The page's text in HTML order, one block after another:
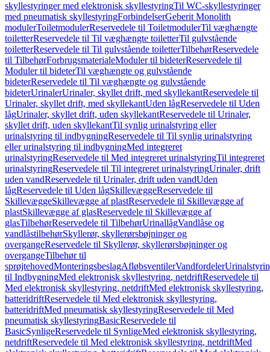
skyllestyringer med elektronisk skyllestyringTil WC-skyllestyringer
med pneumatisk skyllestyringForbindelserGeberit Monolith
modulerToiletmodulerReservedele til ToiletmodulerTil væghængte
toiletterReservedele til Til væghængte toiletterTil gulvstående
toiletterReservedele til Til gulvstående toiletterTilbehørReservedele
til TilbehørForbrugsmaterialeModuler til bideterReservedele til
Moduler til bideterTil væghængte og gulvstående
bideterReservedele til Til væghængte og gulvstående
bideterUrinalerUrinaler, skyllet drift, med skyllekantReservedele til
Urinaler, skyllet drift, med skyllekantUden lågReservedele til Uden
lågUrinaler, skyllet drift, uden skyllekantReservedele til Urinaler,
skyllet drift, uden skyllekantTil synlig urinalstyring eller
urinalstyring til indbygningReservedele til Til synlig urinalstyring
eller urinalstyring til indbygningMed integreret
urinalstyringReservedele til Med integreret urinalstyringTil integreret
urinalstyringReservedele til Til integreret urinalstyringUrinaler, drift
uden vandReservedele til Urinaler, drift uden vandUden
lågReservedele til Uden lågSkillevæggeReservedele til
SkillevæggeSkillevægge af plastReservedele til Skillevægge af
plastSkillevægge af glasReservedele til Skillevægge af
glasTilbehørReservedele til TilbehørUrinallågVandlåse og
vandlåstilbehørSkyllerør, skyllerørsbøjninger og
overgangeReservedele til Skyllerør, skyllerørsbøjninger og
overgangeTilbehør til
sprøjtehovedMonteringsbeslagAfløbsventilerVandfordeler
til IndbygningMed elektronisk skyllestyring, netdriftReservedele til
Med elektronisk skyllestyring, netdriftMed elektronisk skyllestyring,
batteridriftReservedele til Med elektronisk skyllestyring,
batteridriftMed pneumatisk skyllestyringReservedele til Med
pneumatisk skyllestyringBasicReservedele til
BasicSynligeReservedele til SynligeMed elektronisk skyllestyring,
netdriftReservedele til Med elektronisk skyllestyring, netdriftMed